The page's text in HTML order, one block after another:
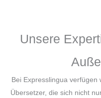
Unsere
Bei Expresslingua
Übersetzer, die sich nicht